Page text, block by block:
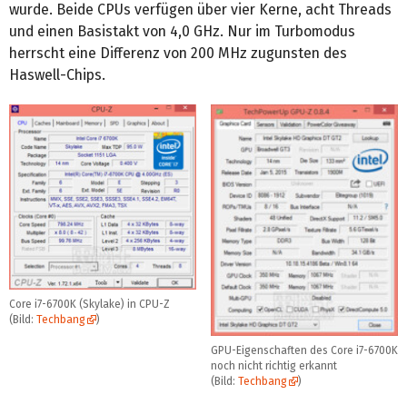
wurde. Beide CPUs verfügen über vier Kerne, acht Threads
und einen Basistakt von 4,0 GHz. Nur im Turbomodus
herrscht eine Differenz von 200 MHz zugunsten des
Haswell-Chips.
Core i7-6700K (Skylake) in CPU-Z
(Bild: Techbang )
GPU-Eigenschaften des Core i7-6700K
noch nicht richtig erkannt
(Bild: Techbang )